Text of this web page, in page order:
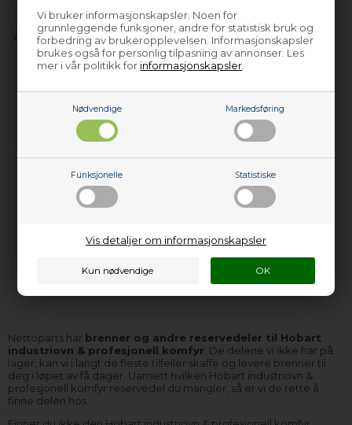
Vi bruker informasjonskapsler. Noen for
grunnleggende funksjoner, andre for statistisk bruk og
forbedring av brukeropplevelsen. Informasjonskapsler
brukes også for personlig tilpasning av annonser. Les
mer i vår politikk for informasjonskapsler
Nødvendige Markedsføring
Funksjonelle Statistiske
Vis detaljer om informasjonskapsler
Tennsikring, Hobart
259,00
Legg i kurven
Forhåndsbestill
(Lev. 4-6 virkedager.
Les her
Nettoparts har brenner og andre reservedeler til Hobart
industriovn & profesjonell komfyr. De delene vi ikke har på
lager, kan vi i langt de fleste tilfeller skaffe og levere brenner til
deg i løpet av få dager. Uansett hvilken Hobart industriovn &
profesjonell komfyr reservedel du mangler, så er vi de rette å
finne delen hos.